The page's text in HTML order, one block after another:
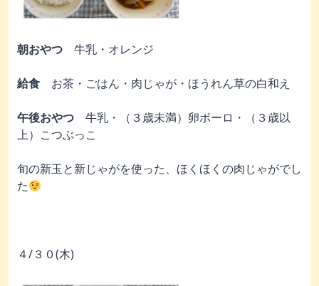
朝おやつ 牛乳・オレンジ
給食 お茶・ごはん・肉じゃが・ほうれん草の白和え
午後おやつ 牛乳・（３歳未満）卵ボーロ・（３歳以
上）こつぶっこ
旬の新玉と新じゃがを使った、ほくほくの肉じゃがでし
た
４/３０(木)